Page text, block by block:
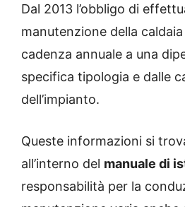
Dal 2013 l’obbligo di
manutenzione della
cadenza annuale a una
specifica tipologia e dalle
dell’impianto.
Queste informazioni si
all’interno del manuale di
responsabilità per la